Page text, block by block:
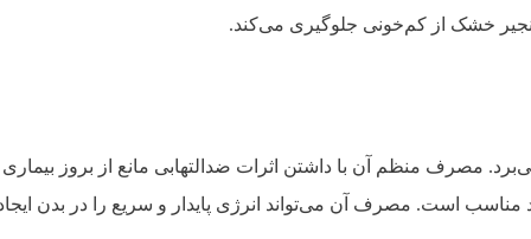
خشک از کم‌خونی جلوگیری می‌کند.
مصرف منظم آن با داشتن اثرات ضدالتهابی مانع از بروز
مناسب است. مصرف آن می‌تواند انرژی پایدار و سریع را در بدن